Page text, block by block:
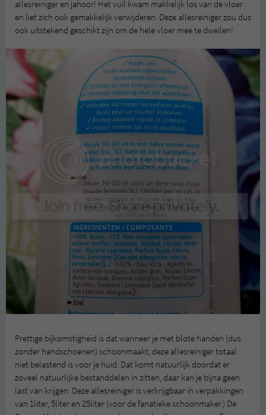
allesreiniger en jahoor! Het vuil kwam makkelijk los van de vloer
en liet zich ook gemakkelijk verwijderen. Deze allesreiniger zou dus
ook uitstekend geschikt zijn om de hele vloer mee te dweilen!
Prettige bijkomstigheid is dat wanneer je met blote handen (dus
zonder handschoenen) schoonmaakt, deze allesreiniger totaal
niet belastend is voor je huid. Dat komt natuurlijk doordat er
zoveel natuurlijke bestanddelen in zitten, daar kan je bijna geen
last van krijgen. Deze allesreiniger is verkrijgbaar in verpakkingen
van 1liter, 5liter en 25liter (voor de fanatieke schoonmaker.) De